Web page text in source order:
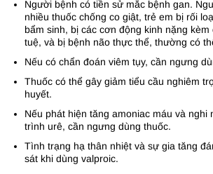
Người bệnh có tiền sử mắc bệnh gan.
nhiều thuốc chống co giật, trẻ em bị rối
bẩm sinh, bị các cơn động kinh nặng
tuệ, và bị bệnh não thực thể, thường có
Nếu có chẩn đoán viêm tụy, cần ngưng
Thuốc có thể gây giảm tiểu cầu nghiêm
huyết.
Nếu phát hiện tăng amoniac máu và nghi
trình urê, cần ngưng dùng thuốc.
Tình trạng hạ thân nhiệt và sự gia tăng
sát khi dùng valproic.